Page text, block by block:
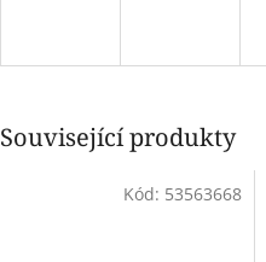
Související produkty
Kód: 53563668